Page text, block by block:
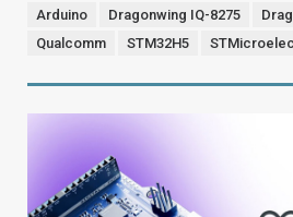
Arduino Dragonwing IQ-8275
Qualcomm
STM32H5